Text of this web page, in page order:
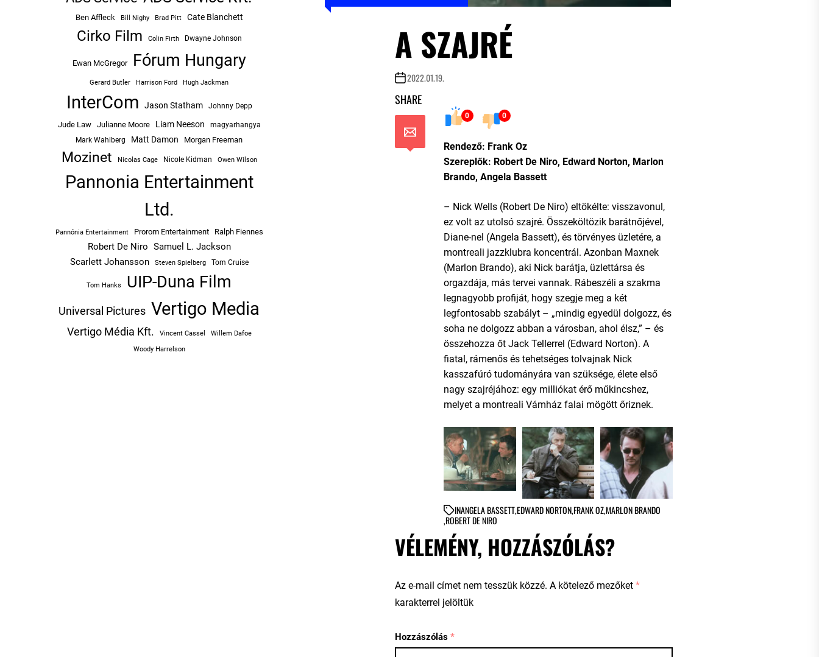
A SZAJRÉ
2022.01.19.
SHARE
0 0
Rendező: Frank Oz
Szereplők: Robert De Niro, Edward Norton, Marlon
Brando, Angela Bassett
– Nick Wells (Robert De Niro) eltökélte: visszavonul,
ez volt az utolsó szajré. Összeköltözik barátnőjével,
Diane-nel (Angela Bassett), és törvényes üzletére, a
montreali jazzklubra koncentrál. Azonban Maxnek
(Marlon Brando), aki Nick barátja, üzlettársa és
orgazdája, más tervei vannak. Rábeszéli a szakma
legnagyobb profiját, hogy szegje meg a két
legfontosabb szabályt – „mindig egyedül dolgozz, és
soha ne dolgozz abban a városban, ahol élsz,” – és
összehozza őt Jack Tellerrel (Edward Norton). A
fiatal, rámenős és tehetséges tolvajnak Nick
kasszafúró tudományára van szüksége, élete első
nagy szajréjához: egy milliókat érő műkincshez,
melyet a montreali Vámház falai mögött őriznek.
INANGELA BASSETT,EDWARD NORTON,FRANK OZ,MARLON BRANDO
,ROBERT DE NIRO
VÉLEMÉNY, HOZZÁSZÓLÁS?
Az e-mail címet nem tesszük közzé. A kötelező mezőket *
karakterrel jelöltük
Hozzászólás *
Ben Affleck Bill Nighy Brad Pitt Cate Blanchett
Cirko Film Colin Firth Dwayne Johnson
Ewan McGregor Fórum Hungary
Gerard Butler Harrison Ford Hugh Jackman
InterCom Jason Statham Johnny Depp
Jude Law Julianne Moore Liam Neeson
magyarhangya
Mark Wahlberg
Matt Damon Morgan Freeman
Mozinet Nicolas Cage Nicole Kidman Owen Wilson
Pannonia Entertainment
Ltd.
Pannónia Entertainment Prorom Entertainment Ralph Fiennes
Robert De Niro Samuel L. Jackson
Scarlett Johansson
Steven Spielberg Tom Cruise
Tom Hanks UIP-Duna Film
Universal Pictures Vertigo Media
Vertigo Média Kft. Vincent Cassel
Willem Dafoe
Woody Harrelson